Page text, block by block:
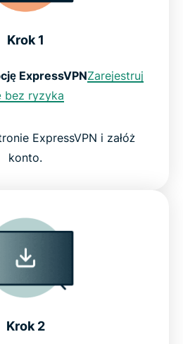
Krok 1
ExpressVPNZarejestruj
bez ryzyka
ExpressVPN i załóż
konto.
Krok 2